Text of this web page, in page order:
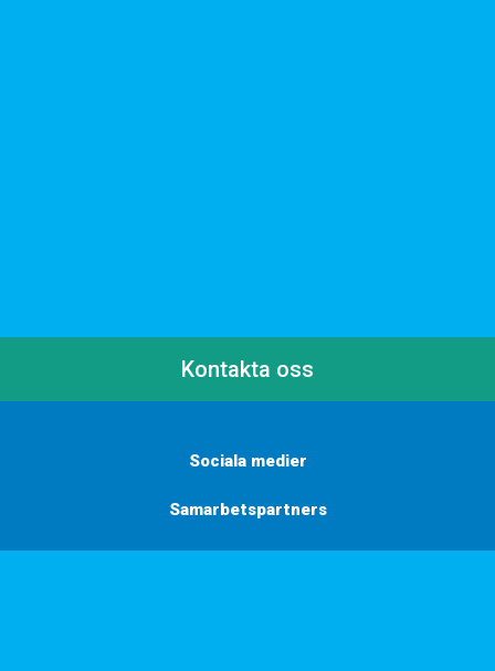
Kontakta oss
Sociala medier
Samarbetspartners